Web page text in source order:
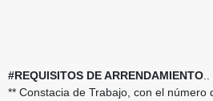
#REQUISITOS DE ARRENDAMIENTO
** Constacia de Trabajo, con el número